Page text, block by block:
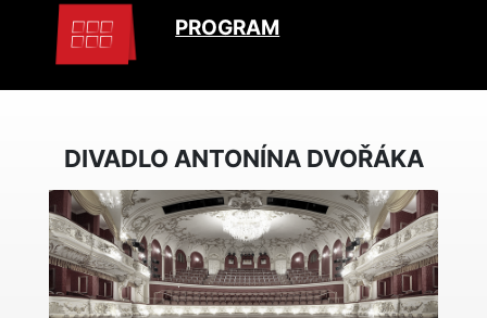
PROGRAM
DIVADLO ANTONÍNA DVOŘÁKA